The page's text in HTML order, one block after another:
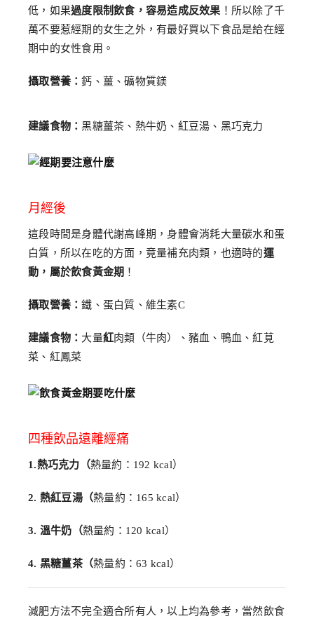
低，如果過度限制飲食，容易造成反效果 ！所以除了千
萬不要惹經期的女生之外，有最好買以下食品是給在經
期中的女性食用。
攝取營養：鈣、薑、礦物質鎂
建議食物：黑糖薑茶、熱牛奶、紅豆湯、黑巧克力
月經後
這段時間是身體代謝高峰期，身體會消耗大量碳水和蛋
白質，所以在吃的方面，竟量補充肉類，也適時的運
動，屬於飲食黃金期 ！
攝取營養：鐵、蛋白質、維生素C
建議食物： 大量紅肉類（牛肉）、豬血、鴨血、紅莧
菜、紅鳳菜
四種飲品遠離經痛
1.熱巧克力（熱量約：192 kcal）
2. 熱紅豆湯（熱量約：165 kcal）
3. 溫牛奶（熱量約：120 kcal）
4. 黑糖薑茶（熱量約：63 kcal）
減肥方法不完全適合所有人，以上均為參考，當然飲食